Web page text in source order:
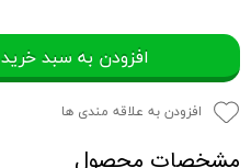
افزودن به سبد خرید
افزودن به علاقه مندی ها
مشخصات محصول